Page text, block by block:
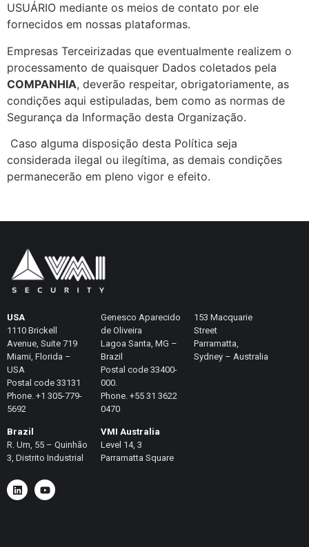
USUÁRIO mediante os meios de contato por ele
fornecidos em nossas plataformas.
Empresas Terceirizadas que eventualmente realizem o
processamento de quaisquer Dados coletados pela
COMPANHIA, deverão respeitar, obrigatoriamente, as
condições aqui estipuladas, bem como as normas de
Segurança da Informação desta Organização.
Caso alguma disposição desta Política seja
considerada ilegal ou ilegítima, as demais condições
permanecerão em pleno vigor e efeito.
USA
1110 Brickell
Avenue, Suite 719
Miami, Florida –
USA
Postal code 33131
Phone. +1 305-779-
5692
Brazil
R. Um, 55 – Quinhão
3, Distrito Industrial
Genesco Aparecido
de Oliveira
Lagoa Santa, MG –
Brazil
Postal code 33400-
000.
Phone. +55 31 3622
0470
VMI Australia
Level 14, 3
Parramatta Square
153 Macquarie
Street
Parramatta,
Sydney – Australia